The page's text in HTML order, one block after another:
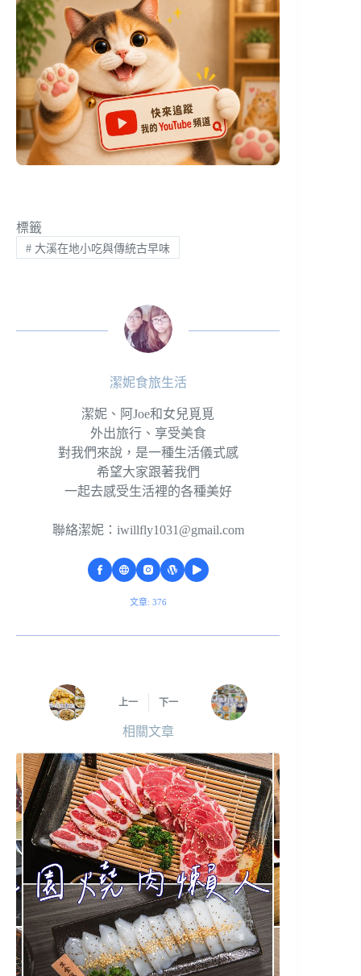
標籤
#大溪在地小吃與傳統古早味
潔妮食旅生活
潔妮、阿Joe和女兒覓覓
外出旅行、享受美食
對我們來說，是一種生活儀式感
希望大家跟著我們
一起去感受生活裡的各種美好
聯絡潔妮： iwillfly1031@gmail.com
文章: 376
上一 下一
相關文章